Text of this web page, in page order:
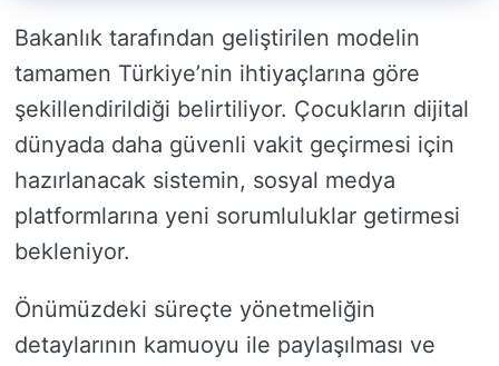
Bakanlık tarafından geliştirilen modelin
tamamen Türkiye’nin ihtiyaçlarına göre
şekillendirildiği belirtiliyor. Çocukların dijital
dünyada daha güvenli vakit geçirmesi için
hazırlanacak sistemin, sosyal medya
platformlarına yeni sorumluluklar getirmesi
bekleniyor.
Önümüzdeki süreçte yönetmeliğin
detaylarının kamuoyu ile paylaşılması ve